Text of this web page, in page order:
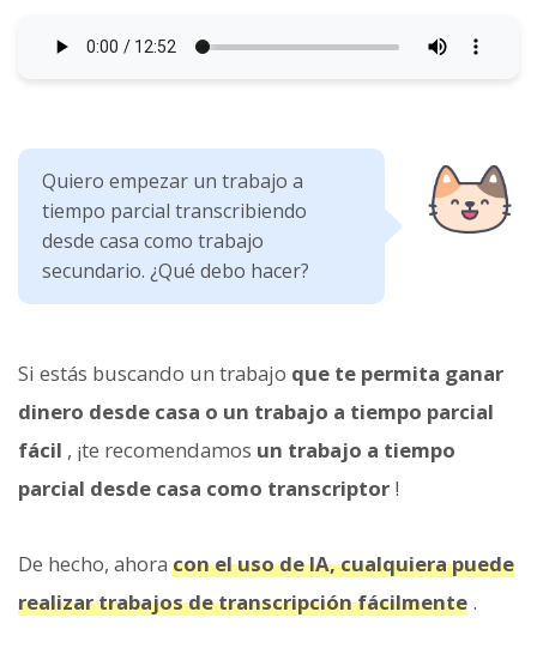
Quiero empezar un trabajo a
tiempo parcial transcribiendo
desde casa como trabajo
secundario. ¿Qué debo hacer?
Si estás buscando un trabajo que te permita ganar
dinero desde casa o un trabajo a tiempo parcial
fácil , ¡te recomendamos un trabajo a tiempo
parcial desde casa como transcriptor !
De hecho, ahora con el uso de IA, cualquiera puede
realizar trabajos de transcripción fácilmente .